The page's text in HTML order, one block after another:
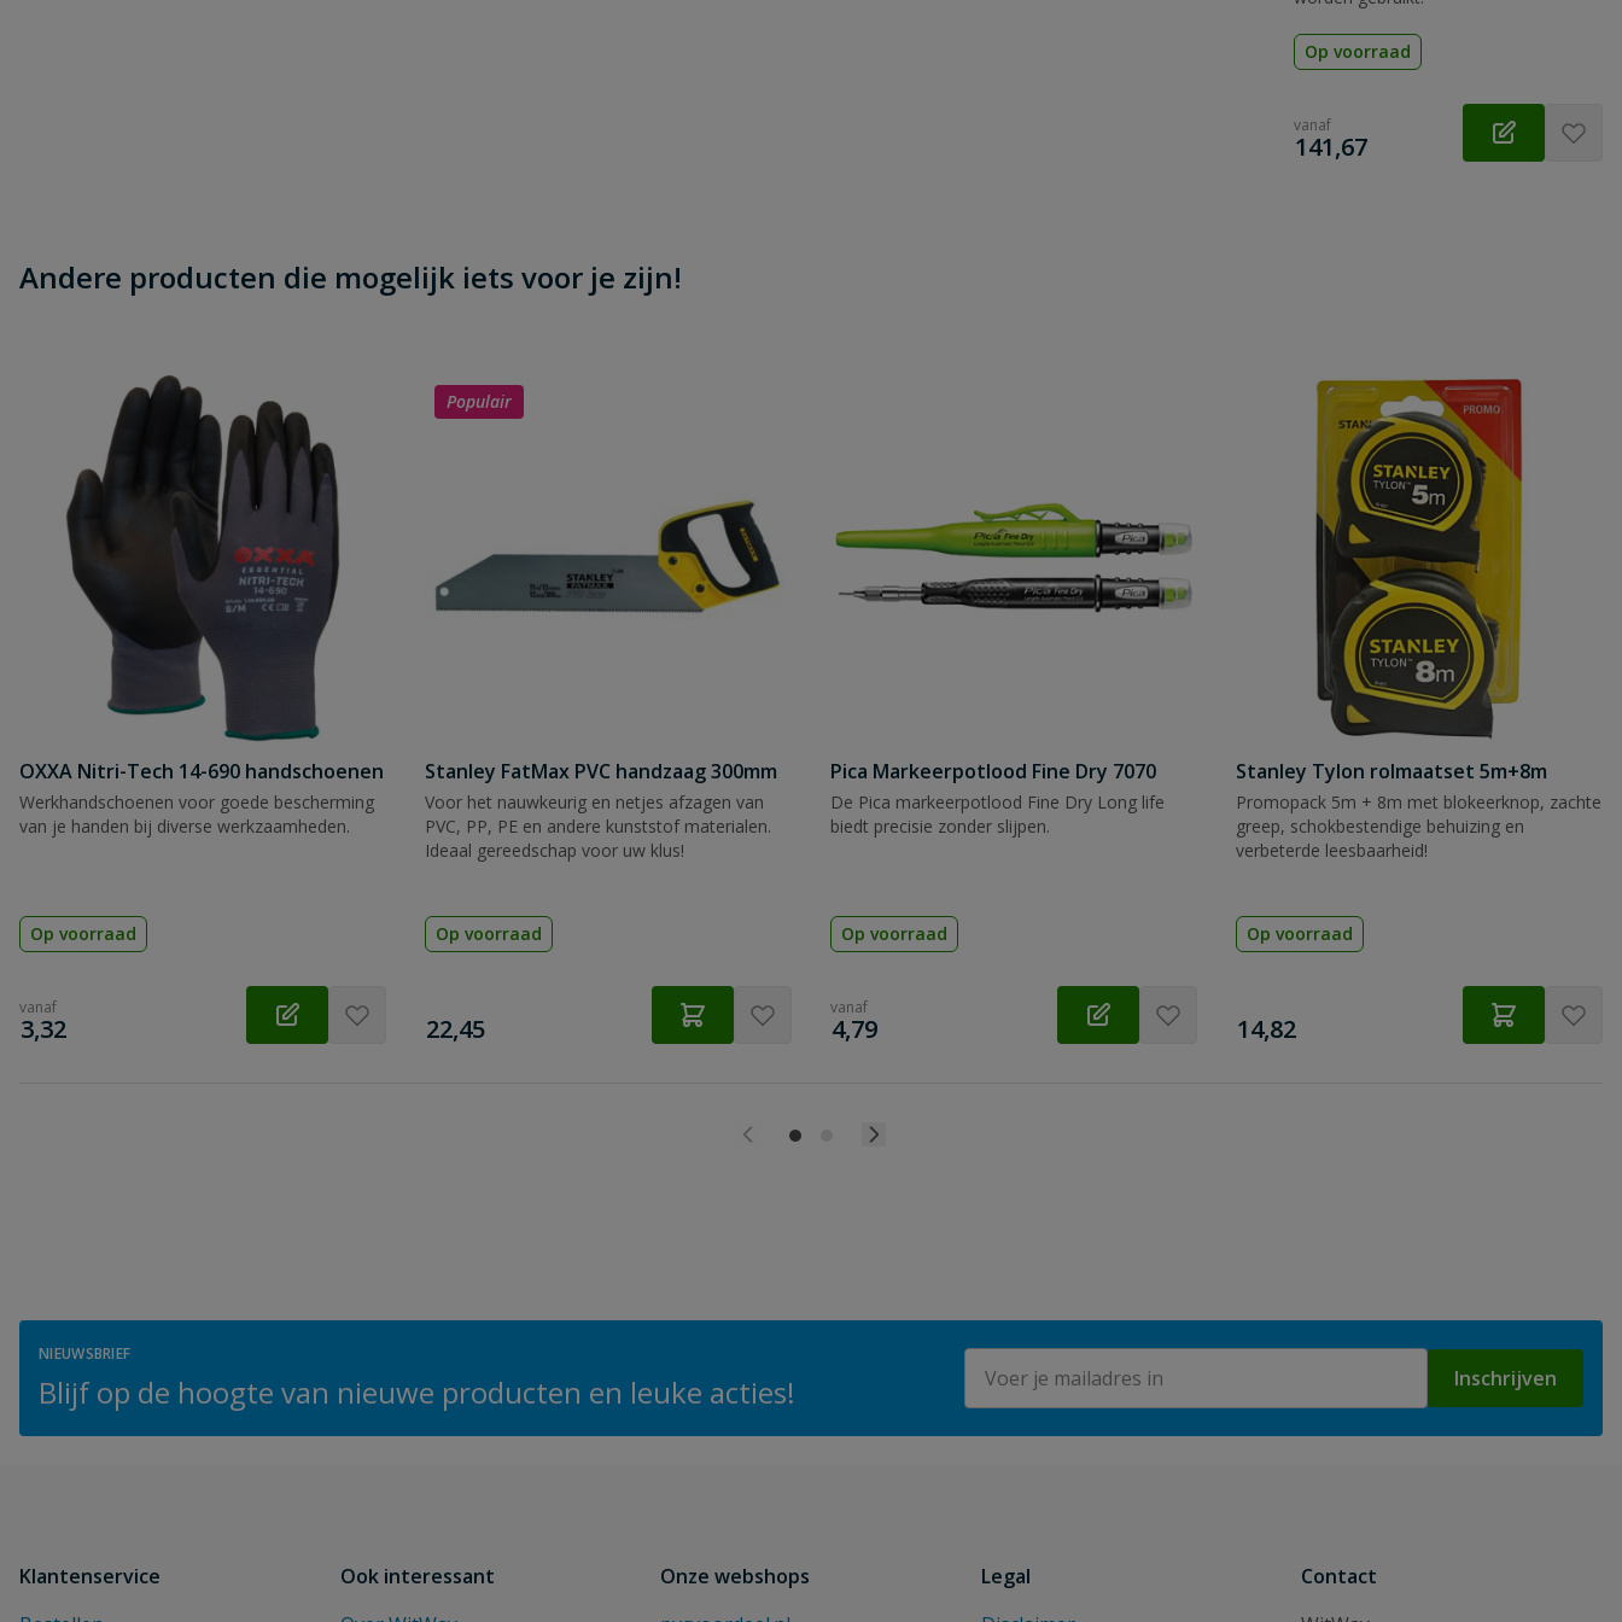
Op voorraad
vanaf
€
141,67
Andere producten die mogelijk iets voor je zijn!
OXXA Nitri-Tech 14-690 handschoenen
Werkhandschoenen voor goede bescherming
van je handen bij diverse werkzaamheden.
Op voorraad
vanaf
€
3,32
Populair
Stanley FatMax PVC handzaag 300mm
Voor het nauwkeurig en netjes afzagen van
PVC, PP, PE en andere kunststof materialen.
Ideaal gereedschap voor uw klus!
Op voorraad
€
22,45
Pica Markeerpotlood Fine Dry 7070
De Pica markeerpotlood Fine Dry Long life
biedt precisie zonder slijpen.
Op voorraad
vanaf
€
4,79
Stanley Tylon rolmaatset 5m+8m
Promopack 5m + 8m met blokeerknop, zachte
greep, schokbestendige behuizing en
verbeterde leesbaarheid!
Op voorraad
€
14,82
NIEUWSBRIEF
Blijf op de hoogte van nieuwe producten en leuke acties! Inschrijven
Klantenservice
Ook interessant
Onze webshops
Legal
Contact